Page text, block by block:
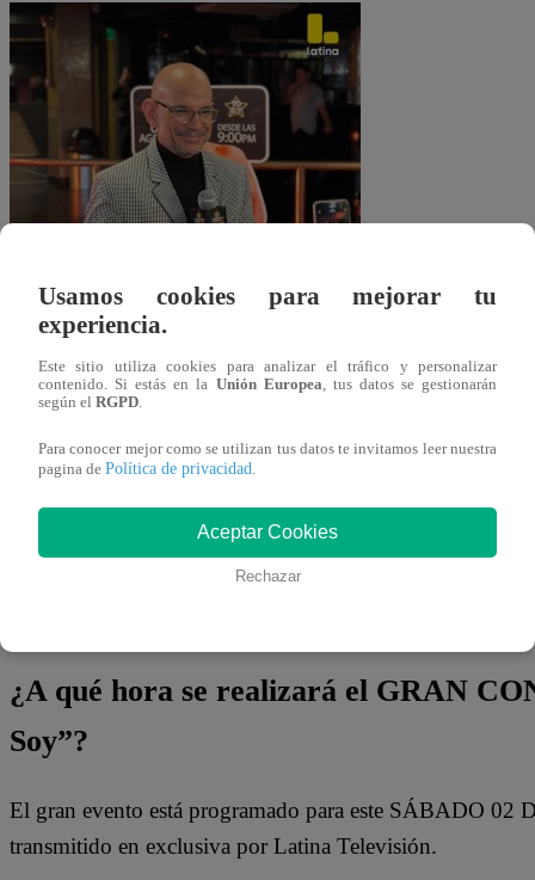
Yo Soypara esta temporada, ¿cuál será
¿Te lo vas a perder? ¿Qué nueva imitación te robará el
¿A qué hora se realizará el GRAN
Soy”?
El gran evento está programado para este SÁBADO 02
transmitido en exclusiva por Latina Televisión.
Usamos cookies para mejorar tu
experiencia.
Este sitio utiliza cookies para analizar el tráfico y personalizar
contenido. Si estás en la Unión Europea, tus datos se gestionarán
según el RGPD.
Para conocer mejor como se utilizan tus datos te invitamos leer nuestra
pagina de Política de privacidad.
Aceptar Cookies
Rechazar